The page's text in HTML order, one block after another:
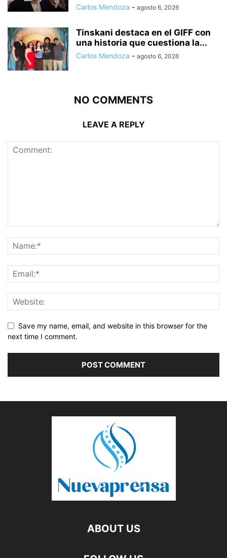
Carlos Mendoza - agosto 6, 2026
Tinskani destaca en el GIFF con
una historia que cuestiona la...
Carlos Mendoza - agosto 6, 2026
NO COMMENTS
LEAVE A REPLY
Save my name, email, and website in this browser for the
next time I comment.
ABOUT US